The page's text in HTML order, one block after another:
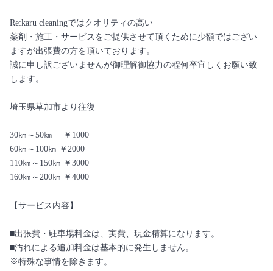
Re:karu cleaningではクオリティの高い
薬剤・施工・サービスをご提供させて頂くために少額ではござい
ますが出張費の方を頂いております。
誠に申し訳ございませんが御理解御協力の程何卒宜しくお願い致
します。
埼玉県草加市より往復
30㎞～50㎞ ￥1000
60㎞～100㎞ ￥2000
110㎞～150㎞ ￥3000
160㎞～200㎞ ￥4000
【サービス内容】
■出張費・駐車場料金は、実費、現金精算になります。
■汚れによる追加料金は基本的に発生しません。
※特殊な事情を除きます。